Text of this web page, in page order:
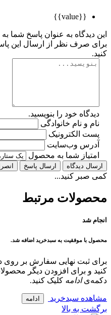
به عنوان پاسخ شما به
صرف نظر از ارسال این پاسخ،
خود را بنویسید.
و نام خانوادگی
الکترونیک
وب‌سایت
شما به محصول
دیدگاه ارسال پاسخ انصراف
کنید...
مرتبط
شد
با موفقیت به سبدخرید اضافه شد.
ثبت نهایی سفارش بر روی
و برای افزودن دیگر محصولات
ادامهکلیک کنید.
سبدخرید ادامه
به بالا